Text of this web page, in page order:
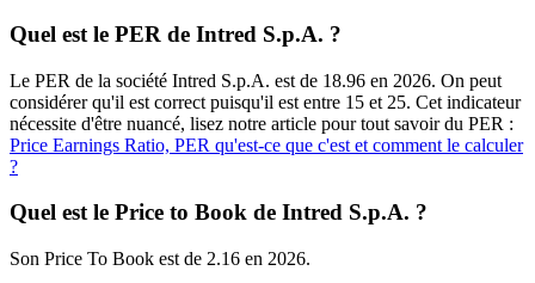
Quel est le PER de Intred S.p.A. ?
Le PER de la société Intred S.p.A. est de 18.96 en 2026. On peut
considérer qu'il est correct puisqu'il est entre 15 et 25. Cet indicateur
nécessite d'être nuancé, lisez notre article pour tout savoir du PER :
Price Earnings Ratio, PER qu'est-ce que c'est et comment le calculer
?
Quel est le Price to Book de Intred S.p.A. ?
Son Price To Book est de 2.16 en 2026.